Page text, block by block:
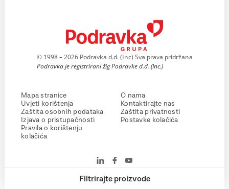
Filtrirajte proizvode
© 1998 – 2026 Podravka d.d. (Inc) Sva prava pridržana
Podravka je registrirani žig Podravke d.d. (Inc.)
Mapa stranice
Uvjeti korištenja
Zaštita osobnih podataka
Izjava o pristupačnosti
Pravila o korištenju
kolačića
O nama
Kontaktirajte nas
Zaštita privatnosti
Postavke kolačića